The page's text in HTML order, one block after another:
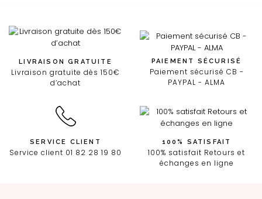
LIVRAISON GRATUITE
Livraison gratuite dès 150€
d’achat
PAIEMENT SÉCURISÉ
Paiement sécurisé CB -
PAYPAL - ALMA
SERVICE CLIENT
Service client 01 82 28 19 80
100% SATISFAIT
100% satisfait Retours et
échanges en ligne